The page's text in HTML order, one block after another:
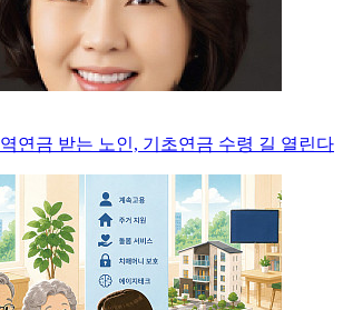
연금 받는 노인, 기초연금 수령 길 열린다